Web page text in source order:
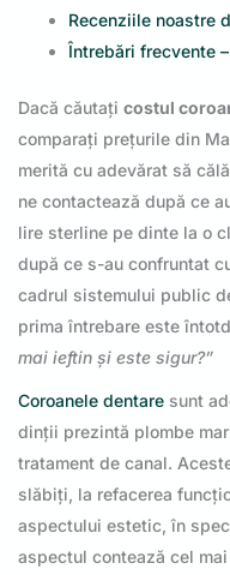
Recenziile noastre
Întrebări frecvente
Dacă căutați costul
comparați prețurile din
merită cu adevărat să
ne contactează după ce
lire sterline pe dinte la o
după ce s-au confruntat
cadrul sistemului public
prima întrebare este
mai ieftin și este sigur?”
Coroanele dentare sunt
dinții prezintă plombe
tratament de canal.
slăbiți, la refacerea
aspectului estetic, în
aspectul contează cel